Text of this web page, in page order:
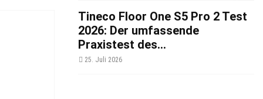
Tineco Floor One S5 Pro 2 Test
2026: Der umfassende
Praxistest des...
25. Juli 2026